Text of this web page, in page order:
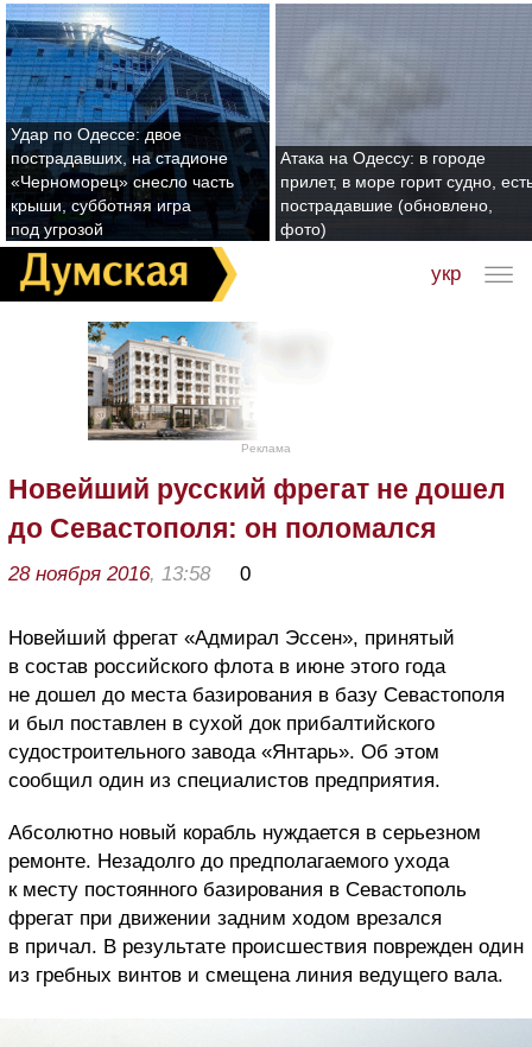
Удар по Одессе: двое
пострадавших, на стадионе
«Черноморец» снесло часть
крыши, субботняя игра
под угрозой
Атака на Одессу: в городе
прилет, в море горит судно,
пострадавшие (обновлено,
фото)
укр
Реклама
Новейший русский фрегат не дошел
до Севастополя: он поломался
28 ноября 2016, 13:58 0
Новейший фрегат «Адмирал Эссен», принятый
в состав российского флота в июне этого года
не дошел до места базирования в базу Севастополя
и был поставлен в сухой док прибалтийского
судостроительного завода «Янтарь». Об этом
сообщил один из специалистов предприятия.
Абсолютно новый корабль нуждается в серьезном
ремонте. Незадолго до предполагаемого ухода
к месту постоянного базирования в Севастополь
фрегат при движении задним ходом врезался
в причал. В результате происшествия поврежден один
из гребных винтов и смещена линия ведущего вала.